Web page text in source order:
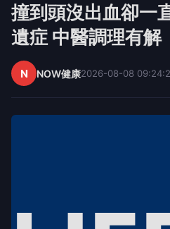
撞到頭沒出血卻一
遺症 中醫調理有解
N NOW健康2026-08-08